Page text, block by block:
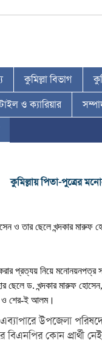
কুমিল্লা বিভাগ
ও ক্যারিয়ার
কুমিল্লায় পিতা-পুত্রের
ও তার ছেলে খন্দকার
প্রত্যয় নিয়ে
ছেলে ড. খন্দকার মারুফ
ও শের-ই আলম।
উপজেলা
কোন প্রার্থী